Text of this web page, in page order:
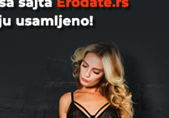
Он Тражи Њу, 30
Тражим девојке,жене од 18-60
мом смештају ГЕЈ СТОП